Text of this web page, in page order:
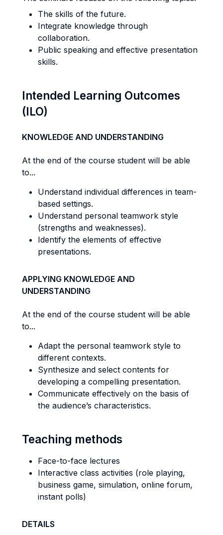
The skills of the future.
Integrate knowledge through
collaboration.
Public speaking and effective presentation
skills.
Intended Learning Outcomes
(ILO)
KNOWLEDGE AND UNDERSTANDING
At the end of the course student will be able
to...
Understand individual differences in team-
based settings.
Understand personal teamwork style
(strengths and weaknesses).
Identify the elements of effective
presentations.
APPLYING KNOWLEDGE AND
UNDERSTANDING
At the end of the course student will be able
to...
Adapt the personal teamwork style to
different contexts.
Synthesize and select contents for
developing a compelling presentation.
Communicate effectively on the basis of
the audience’s characteristics.
Teaching methods
Face-to-face lectures
Interactive class activities (role playing,
business game, simulation, online forum,
instant polls)
DETAILS